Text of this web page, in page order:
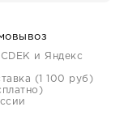
и Яндекс
(1 100 руб)